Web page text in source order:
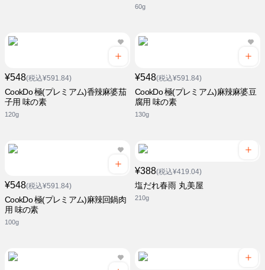
60g
¥548(税込¥591.84)
CookDo 極(プレミアム)香辣麻婆茄
子用 味の素
120g
¥548(税込¥591.84)
CookDo 極(プレミアム)麻辣麻婆豆
腐用 味の素
130g
¥548(税込¥591.84)
CookDo 極(プレミアム)麻辣回鍋肉
用 味の素
100g
¥388(税込¥419.04)
塩だれ春雨 丸美屋
210g